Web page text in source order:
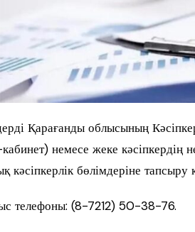
Қарағанды облысының
немесе жеке кәсіпкердің
кәсіпкерлік бөлімдеріне тапсыру
телефоны: (8-7212) 50-38-76.